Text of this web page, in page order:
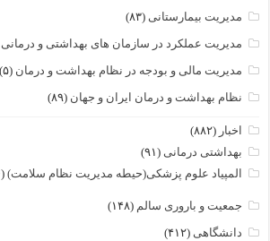
مدیریت بیمارستانی (۸۳)
مدیریت عملکرد در سازمان های بهداشتی و درمانی
مدیریت مالی و بودجه در نظام بهداشت و درمان (۵)
نظام بهداشت و درمان ایران و جهان (۸۹)
اخبار (۸۸۲)
بهداشتی درمانی (۹۱)
المپیاد علوم پزشکی(حیطه مدیریت نظام سلامت) (۶)
جمعیت و باروری سالم (۱۴۸)
دانشگاهی (۴۱۲)